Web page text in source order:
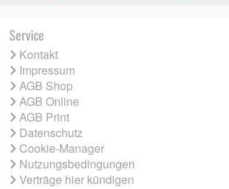
Service
Kontakt
Impressum
AGB Shop
AGB Online
AGB Print
Datenschutz
Cookie-Manager
Nutzungsbedingungen
Verträge hier kündigen